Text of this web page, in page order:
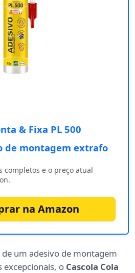
& Fixa PL 500
de montagem extrafo
completos e o preço atual
na Amazon
de um adesivo de montagem
excepcionais, o Cascola Cola